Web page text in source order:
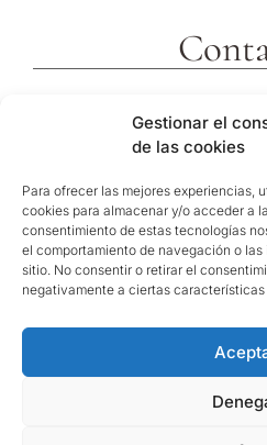
Gestionar el
de las cookies
Para ofrecer las mejores experiencias,
cookies para almacenar y/o acceder a
consentimiento de estas tecnologías
el comportamiento de navegación o
sitio. No consentir o retirar el
negativamente a ciertas
43592 Xerta
Tarragona (España)
Telf. +34 977473810
Coordenades GPS:
40º 54′ 31″ N / 0º 29′ 26″ E
© Hotel Villa Retiro |